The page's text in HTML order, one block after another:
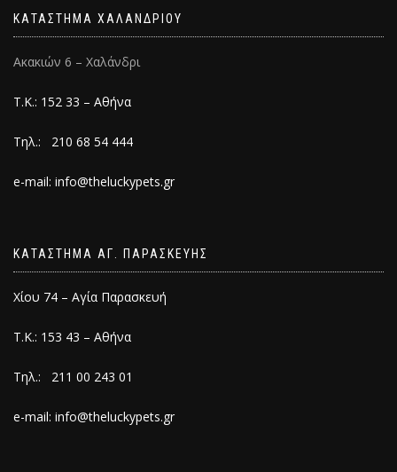
ΚΑΤΑΣΤΗΜΑ ΧΑΛΑΝΔΡΙΟΥ
Ακακιών 6 – Χαλάνδρι
Τ.Κ.: 152 33 – Αθήνα
Τηλ.: 210 68 54 444
e-mail: info@theluckypets.gr
ΚΑΤΑΣΤΗΜΑ ΑΓ. ΠΑΡΑΣΚΕΥΗΣ
Χίου 74 – Αγία Παρασκευή
Τ.Κ.: 153 43 – Αθήνα
Τηλ.: 211 00 243 01
e-mail: info@theluckypets.gr